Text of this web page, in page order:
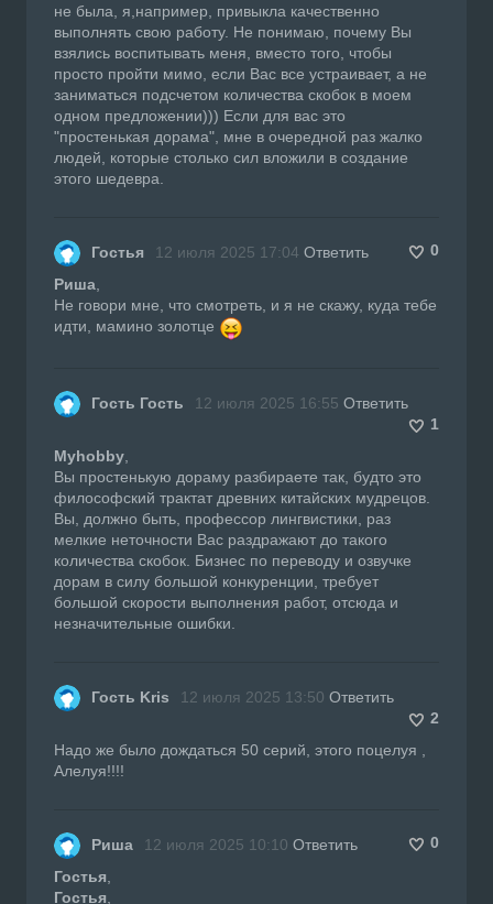
не была, я,например, привыкла качественно
выполнять свою работу. Не понимаю, почему Вы
взялись воспитывать меня, вместо того, чтобы
просто пройти мимо, если Вас все устраивает, а не
заниматься подсчетом количества скобок в моем
одном предложении))) Если для вас это
"простенькая дорама", мне в очередной раз жалко
людей, которые столько сил вложили в создание
этого шедевра.
Гостья 12 июля 2025 17:04 Ответить
0
Риша
Не говори мне, что смотреть, и я не скажу, куда тебе
идти, мамино золотце
Гость Гость 12 июля 2025 16:55 Ответить
1
Myhobby
Вы простенькую дораму разбираете так, будто это
философский трактат древних китайских мудрецов.
Вы, должно быть, профессор лингвистики, раз
мелкие неточности Вас раздражают до такого
количества скобок. Бизнес по переводу и озвучке
дорам в силу большой конкуренции, требует
большой скорости выполнения работ, отсюда и
незначительные ошибки.
Гость Kris 12 июля 2025 13:50 Ответить
2
Надо же было дождаться 50 серий, этого поцелуя ,
Алелуя!!!!
Риша 12 июля 2025 10:10 Ответить
0
Гостья
Гостья